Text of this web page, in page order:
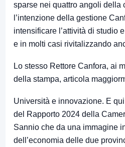
sparse nei quattro angoli della
l’intenzione della gestione
intensificare l’attività di studio
e in molti casi rivitalizzando
Lo stesso Rettore Canfora, ai
della stampa, articola
Università e innovazione. E
del Rapporto 2024 della
Sannio che da una immagine
dell’economia delle due